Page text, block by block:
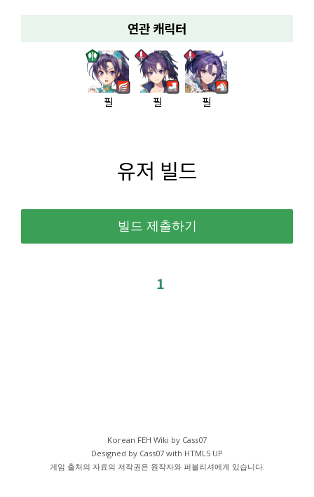
연관 캐릭터
필 필 필
유저 빌드
1
Korean FEH Wiki by Cass07
Designed by Cass07 with HTML5 UP
게임 출처의 자료의 저작권은 원작자와 퍼블리셔에게 있습니다.